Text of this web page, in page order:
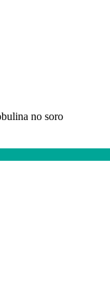
no soro